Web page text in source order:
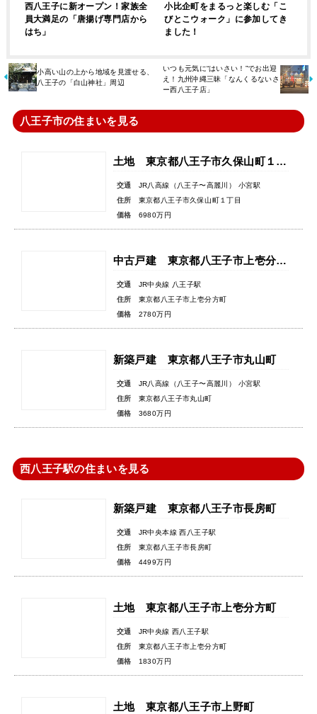
西八王子に新オープン！家族全
員大満足の「唐揚げ専門店から
はち」
小比企町をまるっと楽しむ「こ
びとこウォーク」に参加してき
ました！
小高い山の上から地域を見渡せる、
八王子の「白山神社」周辺
いつも元気に“はいさい！”でお出迎
え！九州沖縄三昧「なんくるないさ
ー西八王子店」
八王子市の住まいを見る
土地 東京都八王子市久保山町１丁目
交通
JR八高線（八王子〜高麗川） 小宮駅
住所
東京都八王子市久保山町１丁目
価格
6980万円
中古戸建 東京都八王子市上壱分方町
交通
JR中央線 八王子駅
住所
東京都八王子市上壱分方町
価格
2780万円
新築戸建 東京都八王子市丸山町
交通
JR八高線（八王子〜高麗川） 小宮駅
住所
東京都八王子市丸山町
価格
3680万円
西八王子駅の住まいを見る
新築戸建 東京都八王子市長房町
交通
JR中央本線 西八王子駅
住所
東京都八王子市長房町
価格
4499万円
土地 東京都八王子市上壱分方町
交通
JR中央線 西八王子駅
住所
東京都八王子市上壱分方町
価格
1830万円
土地 東京都八王子市上野町